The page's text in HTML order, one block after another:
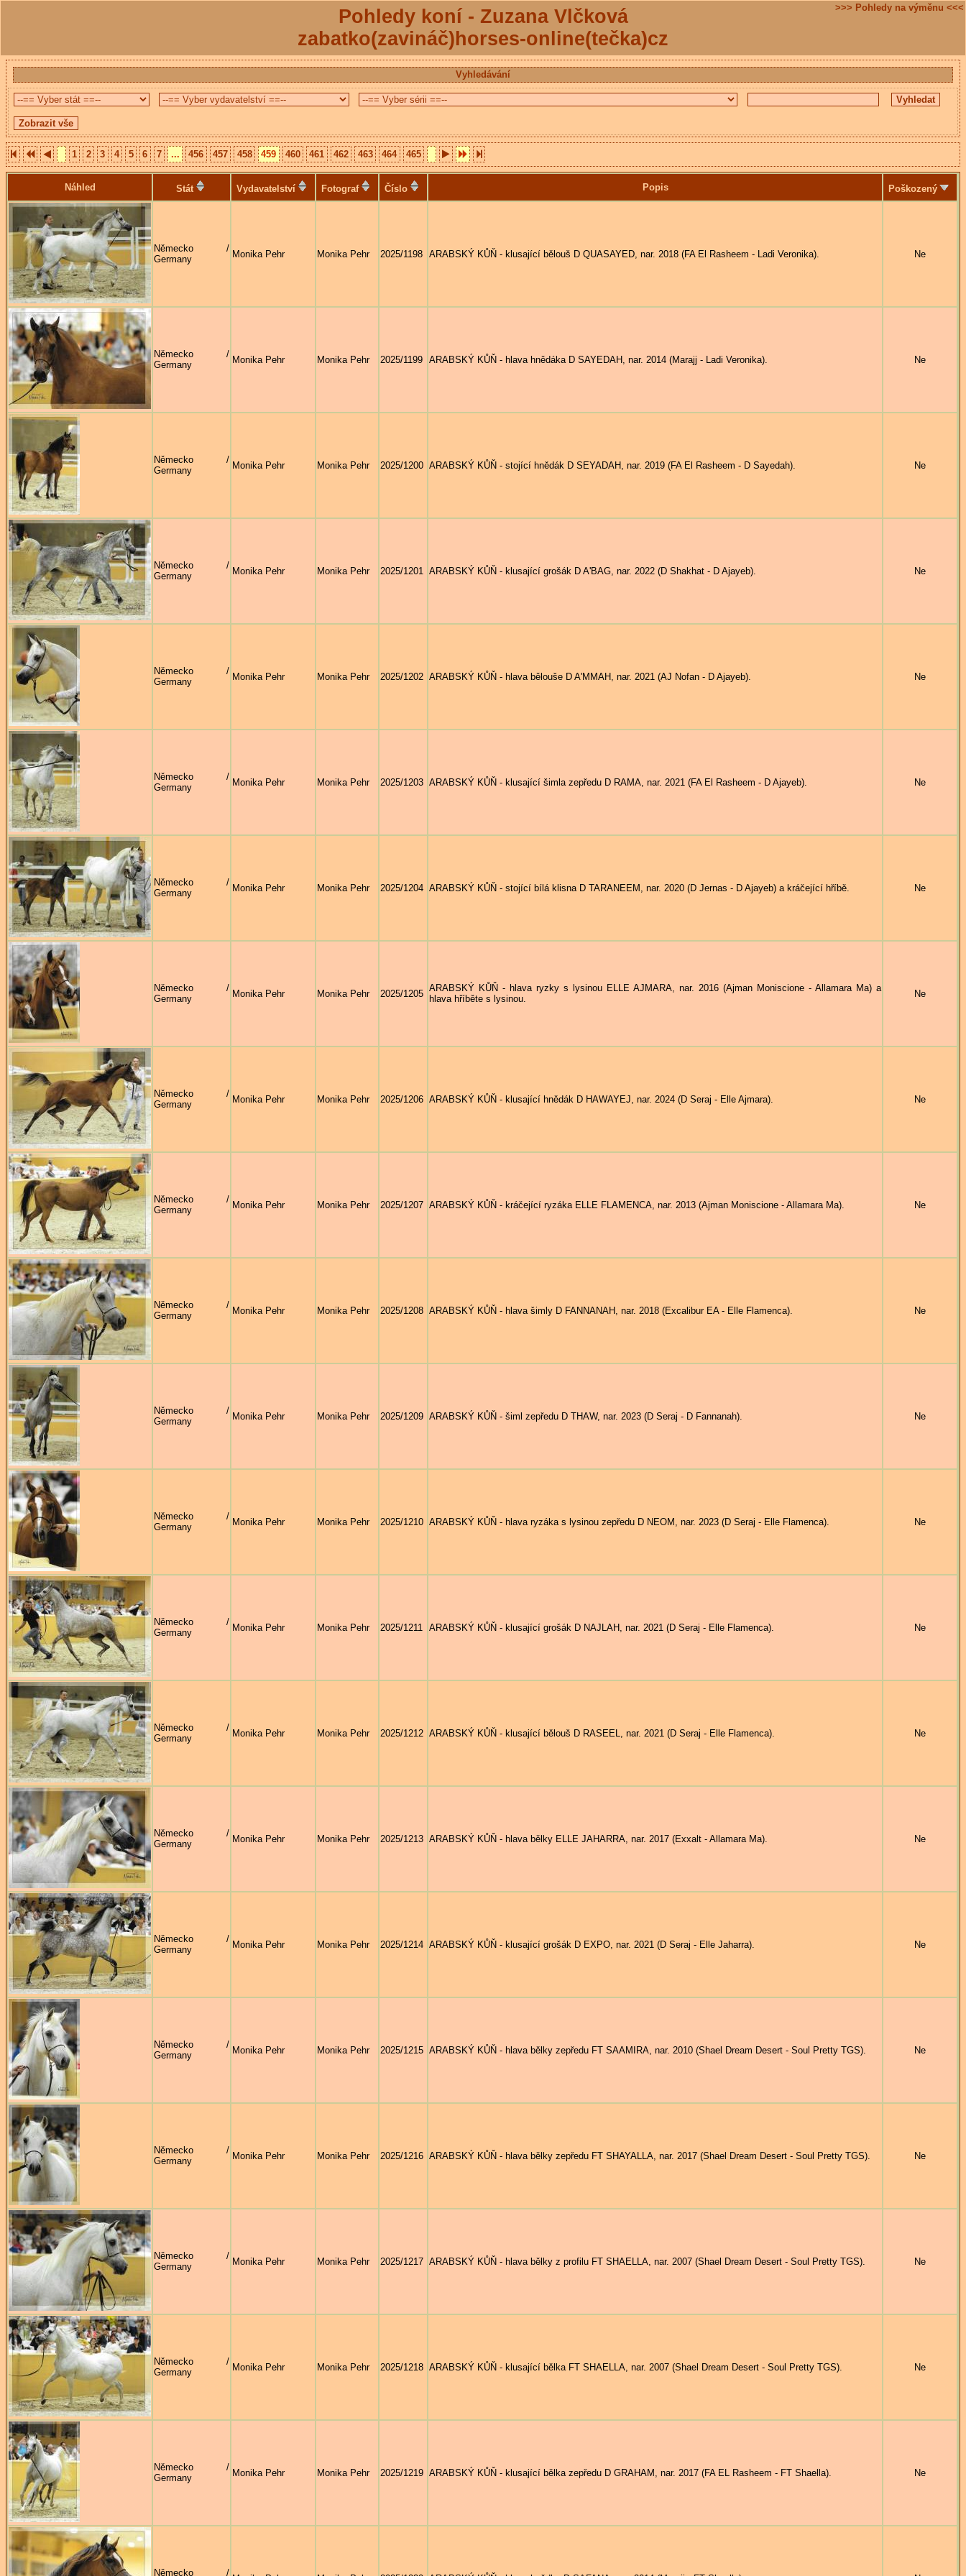
Pohledy koní - Zuzana Vlčková
zabatko(zavináč)horses-online(tečka)cz
>>> Pohledy na výměnu <<<
Vyhledávání
1 2 3 4 5 6 7 ... 456 457 458 459 460 461 462 463 464 465
Náhled Stát Vydavatelství Fotograf Číslo Popis Poškozený
Německo /
Germany
Monika Pehr Monika Pehr 2025/1198 ARABSKÝ KŮŇ - klusající bělouš D QUASAYED, nar. 2018 (FA El Rasheem - Ladi Veronika). Ne
Německo /
Germany
Monika Pehr Monika Pehr 2025/1199 ARABSKÝ KŮŇ - hlava hnědáka D SAYEDAH, nar. 2014 (Marajj - Ladi Veronika). Ne
Německo /
Germany
Monika Pehr Monika Pehr 2025/1200 ARABSKÝ KŮŇ - stojící hnědák D SEYADAH, nar. 2019 (FA El Rasheem - D Sayedah). Ne
Německo /
Germany
Monika Pehr Monika Pehr 2025/1201 ARABSKÝ KŮŇ - klusající grošák D A'BAG, nar. 2022 (D Shakhat - D Ajayeb). Ne
Německo /
Germany
Monika Pehr Monika Pehr 2025/1202 ARABSKÝ KŮŇ - hlava bělouše D A'MMAH, nar. 2021 (AJ Nofan - D Ajayeb). Ne
Německo /
Germany
Monika Pehr Monika Pehr 2025/1203 ARABSKÝ KŮŇ - klusající šimla zepředu D RAMA, nar. 2021 (FA El Rasheem - D Ajayeb). Ne
Německo /
Germany
Monika Pehr Monika Pehr 2025/1204 ARABSKÝ KŮŇ - stojící bílá klisna D TARANEEM, nar. 2020 (D Jernas - D Ajayeb) a kráčející hříbě. Ne
Německo /
Germany
Monika Pehr Monika Pehr 2025/1205
ARABSKÝ KŮŇ - hlava ryzky s lysinou ELLE AJMARA, nar. 2016 (Ajman Moniscione - Allamara Ma) a
hlava hříběte s lysinou.
Ne
Německo /
Germany
Monika Pehr Monika Pehr 2025/1206 ARABSKÝ KŮŇ - klusající hnědák D HAWAYEJ, nar. 2024 (D Seraj - Elle Ajmara). Ne
Německo /
Germany
Monika Pehr Monika Pehr 2025/1207 ARABSKÝ KŮŇ - kráčející ryzáka ELLE FLAMENCA, nar. 2013 (Ajman Moniscione - Allamara Ma). Ne
Německo /
Germany
Monika Pehr Monika Pehr 2025/1208 ARABSKÝ KŮŇ - hlava šimly D FANNANAH, nar. 2018 (Excalibur EA - Elle Flamenca). Ne
Německo /
Germany
Monika Pehr Monika Pehr 2025/1209 ARABSKÝ KŮŇ - šiml zepředu D THAW, nar. 2023 (D Seraj - D Fannanah). Ne
Německo /
Germany
Monika Pehr Monika Pehr 2025/1210 ARABSKÝ KŮŇ - hlava ryzáka s lysinou zepředu D NEOM, nar. 2023 (D Seraj - Elle Flamenca). Ne
Německo /
Germany
Monika Pehr Monika Pehr 2025/1211 ARABSKÝ KŮŇ - klusající grošák D NAJLAH, nar. 2021 (D Seraj - Elle Flamenca). Ne
Německo /
Germany
Monika Pehr Monika Pehr 2025/1212 ARABSKÝ KŮŇ - klusající bělouš D RASEEL, nar. 2021 (D Seraj - Elle Flamenca). Ne
Německo /
Germany
Monika Pehr Monika Pehr 2025/1213 ARABSKÝ KŮŇ - hlava bělky ELLE JAHARRA, nar. 2017 (Exxalt - Allamara Ma). Ne
Německo /
Germany
Monika Pehr Monika Pehr 2025/1214 ARABSKÝ KŮŇ - klusající grošák D EXPO, nar. 2021 (D Seraj - Elle Jaharra). Ne
Německo /
Germany
Monika Pehr Monika Pehr 2025/1215 ARABSKÝ KŮŇ - hlava bělky zepředu FT SAAMIRA, nar. 2010 (Shael Dream Desert - Soul Pretty TGS). Ne
Německo /
Germany
Monika Pehr Monika Pehr 2025/1216 ARABSKÝ KŮŇ - hlava bělky zepředu FT SHAYALLA, nar. 2017 (Shael Dream Desert - Soul Pretty TGS). Ne
Německo /
Germany
Monika Pehr Monika Pehr 2025/1217 ARABSKÝ KŮŇ - hlava bělky z profilu FT SHAELLA, nar. 2007 (Shael Dream Desert - Soul Pretty TGS). Ne
Německo /
Germany
Monika Pehr Monika Pehr 2025/1218 ARABSKÝ KŮŇ - klusající bělka FT SHAELLA, nar. 2007 (Shael Dream Desert - Soul Pretty TGS). Ne
Německo /
Germany
Monika Pehr Monika Pehr 2025/1219 ARABSKÝ KŮŇ - klusající bělka zepředu D GRAHAM, nar. 2017 (FA EL Rasheem - FT Shaella). Ne
Německo /